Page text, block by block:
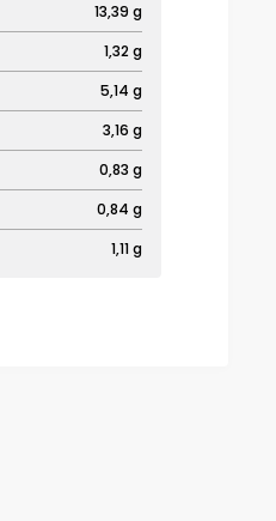
13,39 g
1,32 g
5,14 g
3,16 g
0,83 g
0,84 g
1,11 g